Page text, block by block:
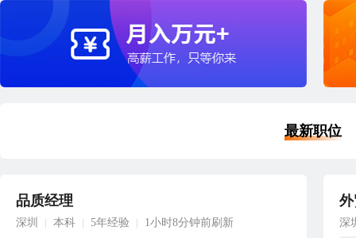
最新职位
品质经理
深圳 本科 5年经验 1小时8分钟前刷新 深